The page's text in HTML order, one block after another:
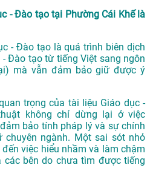
- Đào tạo tại Phường Cái Khế là
- Đào tạo là quá trình biên dịch
Đào tạo từ tiếng Việt sang ngôn
mà vẫn đảm bảo giữ được ý
trọng của tài liệu Giáo dục -
không chỉ dừng lại ở việc
bảo tính pháp lý và sự chính
ngành. Một sai sót nhỏ
việc hiểu nhầm và làm chậm
các bên do chưa tìm được tiếng